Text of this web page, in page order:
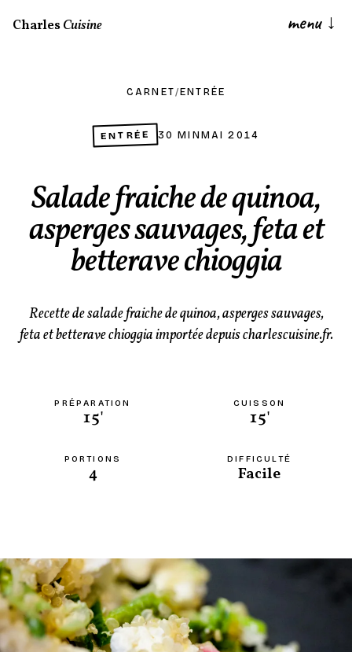
CharlesCuisine menu ↓
CARNET/ ENTRÉE
ENTRÉE 30 MIN MAI 2014
Salade fraiche de quinoa,
asperges sauvages, feta et
betterave chioggia
Recette de salade fraiche de quinoa, asperges sauvages,
feta et betterave chioggia importée depuis charlescuisine.fr.
PRÉPARATION
15'
CUISSON
15'
PORTIONS
4
DIFFICULTÉ
Facile